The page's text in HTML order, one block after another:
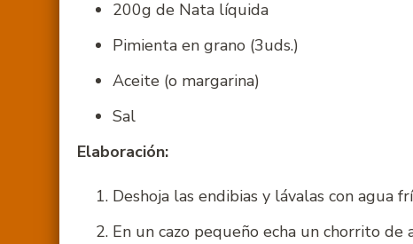
200g de Nata líquida
Pimienta en grano (3uds.)
Aceite (o margarina)
Sal
Elaboración:
Deshoja las endibias y lávalas con agua
En un cazo pequeño echa un chorrito